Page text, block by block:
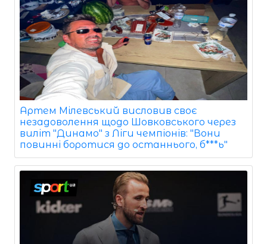
Артем Мілевський висловив своє
незадоволення щодо Шовковського через
виліт "Динамо" з Ліги чемпіонів: "Вони
повинні боротися до останнього, б***ь"